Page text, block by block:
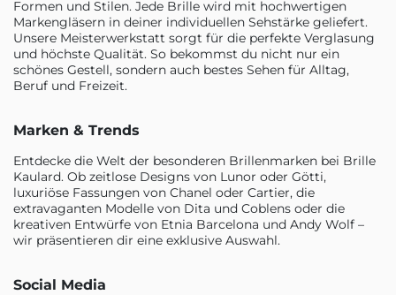
Formen und Stilen. Jede Brille wird mit hochwertigen
Markengläsern in deiner individuellen Sehstärke geliefert.
Unsere Meisterwerkstatt sorgt für die perfekte Verglasung
und höchste Qualität. So bekommst du nicht nur ein
schönes Gestell, sondern auch bestes Sehen für Alltag,
Beruf und Freizeit.
Marken & Trends
Entdecke die Welt der besonderen Brillenmarken bei Brille
Kaulard. Ob zeitlose Designs von Lunor oder Götti,
luxuriöse Fassungen von Chanel oder Cartier, die
extravaganten Modelle von Dita und Coblens oder die
kreativen Entwürfe von Etnia Barcelona und Andy Wolf –
wir präsentieren dir eine exklusive Auswahl.
Social Media